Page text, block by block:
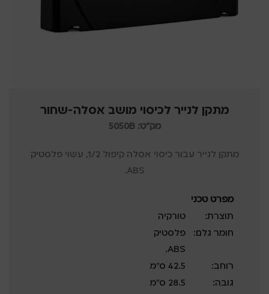
מתקן לנייר לכיסוי מושב אסלה-שחור
מק"ט: 5050B
מתקן לנייר עבור כיסוי אסלה קיפול 1/2, עשוי פלסטיק
ABS.
מפרט טכני
תוצרת:
טורקיה
חומר גלם:
פלסטיק
ABS.
רוחב:
42.5 ס”מ
גובה:
28.5 ס”מ